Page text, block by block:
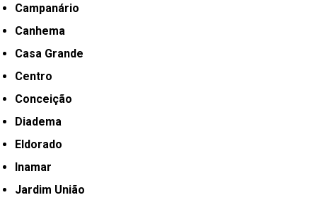
Campanário
Canhema
Casa Grande
Centro
Conceição
Diadema
Eldorado
Inamar
Jardim União